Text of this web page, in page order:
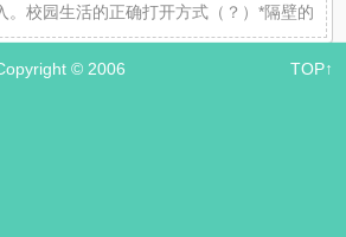
。校园生活的正确打开方式（？）*隔壁的 if
© 2006 TOP↑